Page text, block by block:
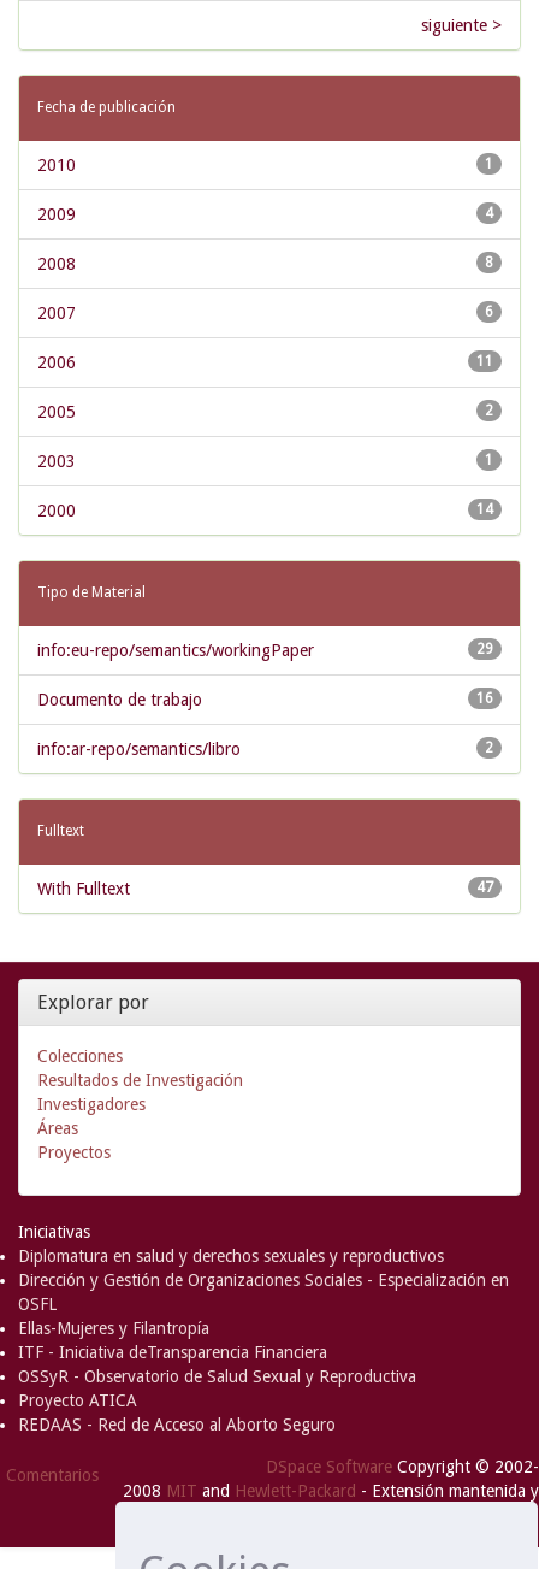
siguiente >
Fecha de publicación
1
2010
4
2009
8
2008
6
2007
11
2006
2
2005
1
2003
14
2000
Tipo de Material
29
info:eu-repo/semantics/workingPaper
16
Documento de trabajo
2
info:ar-repo/semantics/libro
Fulltext
47
With Fulltext
Explorar por
Colecciones
Resultados de Investigación
Investigadores
Áreas
Proyectos
Iniciativas
Diplomatura en salud y derechos sexuales y reproductivos
Dirección y Gestión de Organizaciones Sociales - Especialización en
OSFL
Ellas-Mujeres y Filantropía
ITF - Iniciativa deTransparencia Financiera
OSSyR - Observatorio de Salud Sexual y Reproductiva
Proyecto ATICA
REDAAS - Red de Acceso al Aborto Seguro
Comentarios DSpace Software Copyright © 2002-
2008 MIT and Hewlett-Packard - Extensión mantenida y